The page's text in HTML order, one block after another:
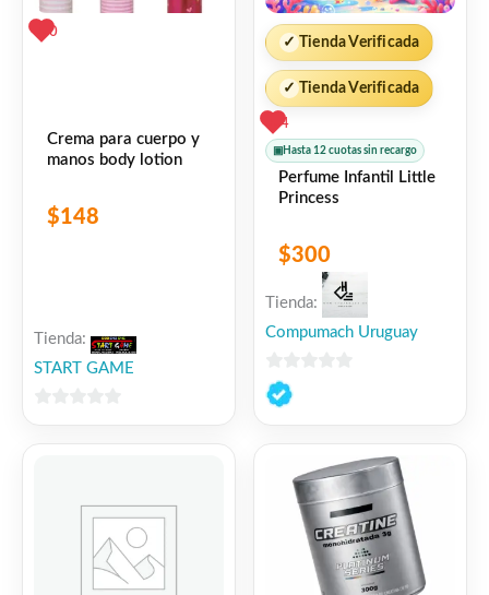
0
Crema para cuerpo y
manos body lotion
$148
Tienda:
START GAME
✓ Tienda Verificada
✓ Tienda Verificada
4
▣ Hasta 12 cuotas sin recargo
Perfume Infantil Little
Princess
$300
Tienda:
Compumach Uruguay
0
de